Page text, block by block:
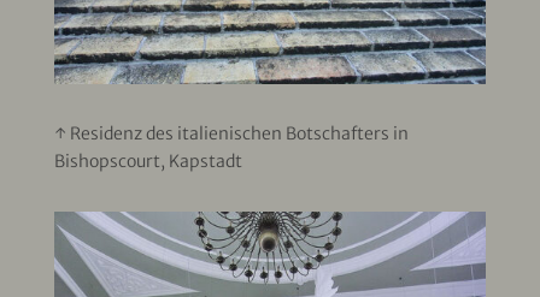
↑ Residenz des italienischen Botschafters in
Bishopscourt, Kapstadt